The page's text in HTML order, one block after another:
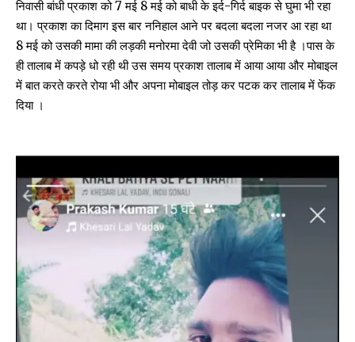
निवासी बांधी प्रकाश को 7 मई 8 मई को बाधी के इर्द-गिर्द बाइक से घुमा भी रहा
था। प्रकाश का दिमाग इस बार ननिहाल आने पर बदला बदला नजर आ रहा था
8 मई को उसकी मामा की लड़की मनोरमा देवी जो उसकी प्रेमिका भी है ।पास के
ही तालाब में कपड़े धो रही थी उस समय प्रकाश तालाब में आया आया और मोबाइल
में बात करते करते रोया भी और अपना मोबाइल तोड़ कर पटक कर तालाब में फेंक
दिया ।